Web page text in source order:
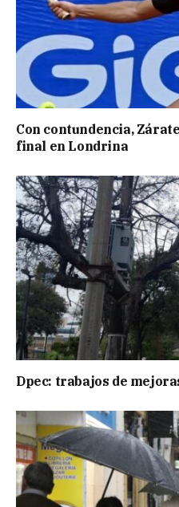
Con contundencia,
final en Londrina
Dpec: trabajos de